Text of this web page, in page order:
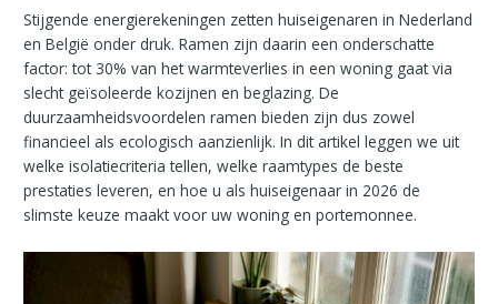
Stijgende energierekeningen zetten huiseigenaren in Nederland
en België onder druk. Ramen zijn daarin een onderschatte
factor: tot 30% van het warmteverlies in een woning gaat via
slecht geïsoleerde kozijnen en beglazing. De
duurzaamheidsvoordelen ramen bieden zijn dus zowel
financieel als ecologisch aanzienlijk. In dit artikel leggen we uit
welke isolatiecriteria tellen, welke raamtypes de beste
prestaties leveren, en hoe u als huiseigenaar in 2026 de
slimste keuze maakt voor uw woning en portemonnee.